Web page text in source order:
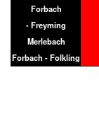
Forbach
- Freyming
Merlebach
Forbach - Folkling